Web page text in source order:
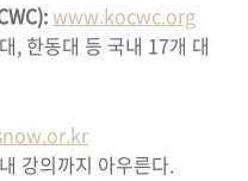
www.kocwc.org
, 한동대 등 국내 17개 대
강의까지 아우른다.